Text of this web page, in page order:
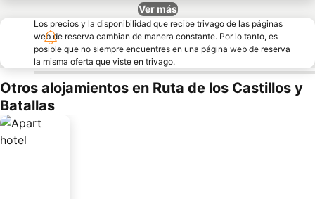
Ver más
Los precios y la disponibilidad que recibe trivago de las páginas
web de reserva cambian de manera constante. Por lo tanto, es
posible que no siempre encuentres en una página web de reserva
la misma oferta que viste en trivago.
Otros alojamientos en Ruta de los Castillos y
Batallas